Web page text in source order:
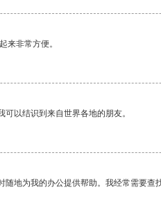
来非常方便。
以结识到来自世界各地的朋友。
地为我的办公提供帮助。我经常需要查